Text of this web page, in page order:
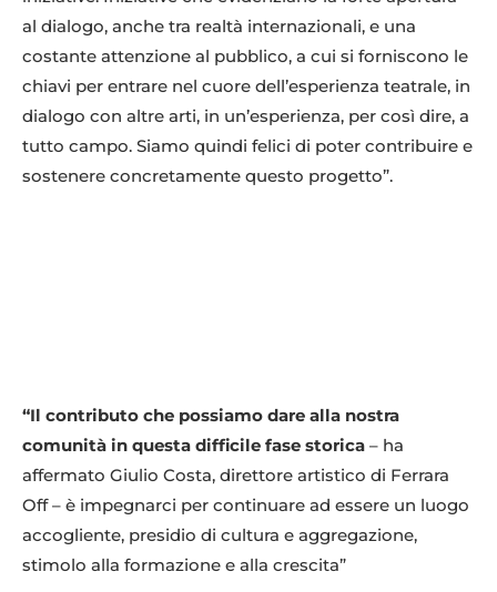
al dialogo, anche tra realtà internazionali, e una
costante attenzione al pubblico, a cui si forniscono le
chiavi per entrare nel cuore dell’esperienza teatrale, in
dialogo con altre arti, in un’esperienza, per così dire, a
tutto campo. Siamo quindi felici di poter contribuire e
sostenere concretamente questo progetto”.
“Il contributo che possiamo dare alla nostra
comunità in questa difficile fase storica – ha
affermato Giulio Costa, direttore artistico di Ferrara
Off – è impegnarci per continuare ad essere un luogo
accogliente, presidio di cultura e aggregazione,
stimolo alla formazione e alla crescita”